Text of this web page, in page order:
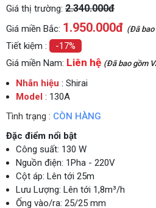
Giá thị trường: 2.340.000đ
Giá miền Bắc: 1.950.000đ (Đã bao
Tiết kiệm :
-17%
Giá miền Nam: Liên hệ (Đã bao gồm
Nhãn hiệu : Shirai
Model : 130A
Tình trạng : CÒN HÀNG
Đặc điểm nổi bật
Công suất: 130 W
Nguồn điện: 1Pha - 220V
Cột áp: Lên tới 25m
Lưu Lượng: Lên tới 1,8m³/h
Ống vào/ra: 25/25 mm